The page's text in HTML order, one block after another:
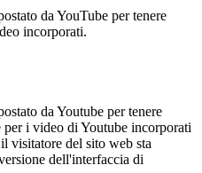
da YouTube per tenere
incorporati.
da Youtube per tenere
per i video di Youtube incorporati
visitatore del sito web sta
dell'interfaccia di